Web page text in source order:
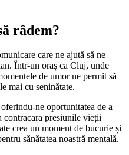
râdem?
care ne ajută să ne
Într-un oraș ca Cluj, unde
de umor ne permit să
mai cu seninătate.
ne oportunitatea de a
contracara presiunile vieții
crea un moment de bucurie și
sănătatea noastră mentală.